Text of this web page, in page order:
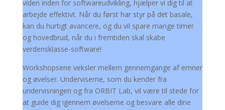
viden inden for softwareudvikling, hjælper vi dig til at
arbejde effektivt. Når du først har styr på det basale,
kan du hurtigt avancere, og du vil spare mange timer
og hovedbrud, når du i fremtiden skal skabe
verdensklasse-software!
Workshopsene veksler mellem gennemgange af emner
og øvelser. Underviserne, som du kender fra
undervisningen og fra ORBIT Lab, vil være til stede for
at guide dig igennem øvelserne og besvare alle dine